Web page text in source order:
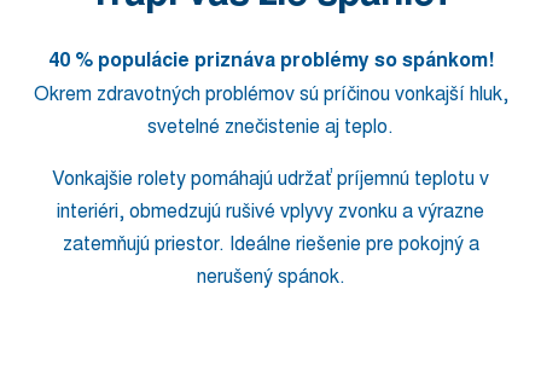
40 % populácie priznáva problémy so spánkom!
Okrem zdravotných problémov sú príčinou vonkajší hluk,
svetelné znečistenie aj teplo.
Vonkajšie rolety pomáhajú udržať príjemnú teplotu v
interiéri, obmedzujú rušivé vplyvy zvonku a výrazne
zatemňujú priestor. Ideálne riešenie pre pokojný a
nerušený spánok.